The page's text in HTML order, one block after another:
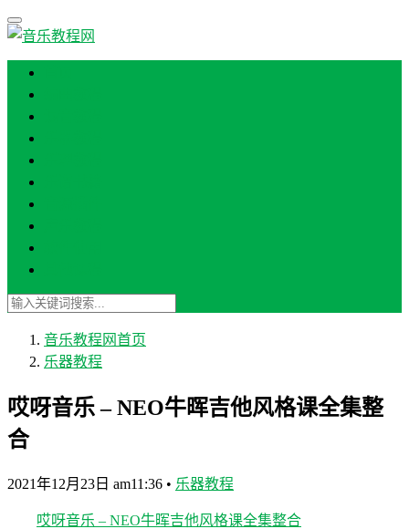
音乐教程网首页
乐器教程
哎呀音乐 – NEO牛晖吉他风格课全集整
合
2021年12月23日 am11:36 • 乐器教程
哎呀音乐 – NEO牛晖吉他风格课全集整合